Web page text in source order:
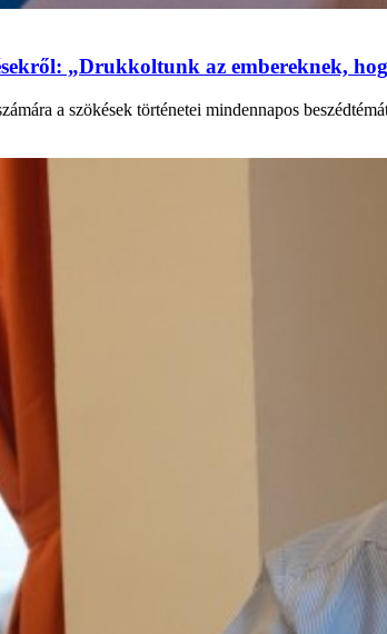
„Drukkoltunk az embereknek,
a szökések történetei mindennapos